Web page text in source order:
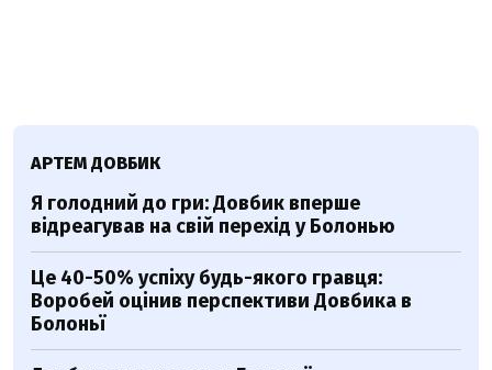
АРТЕМ ДОВБИК
Я голодний до гри: Довбик вперше
відреагував на свій перехід у Болонью
Це 40-50% успіху будь-якого гравця:
Воробей оцінив перспективи Довбика в
Болоньї